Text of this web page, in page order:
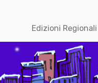
Edizioni Regionali